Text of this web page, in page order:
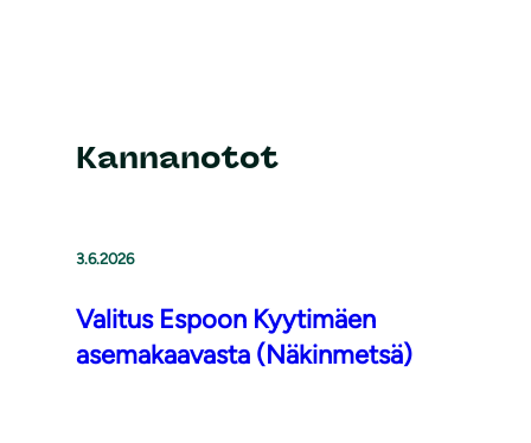
Kannanotot
3.6.2026
Valitus Espoon Kyytimäen
asemakaavasta (Näkinmetsä)